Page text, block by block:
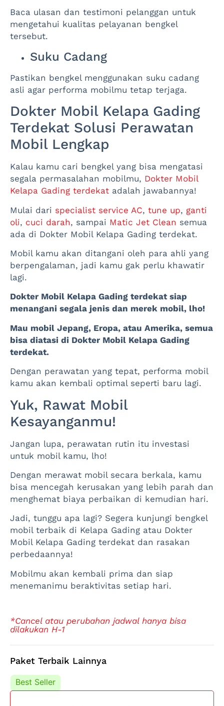
Baca ulasan dan testimoni pelanggan untuk
mengetahui kualitas pelayanan bengkel
tersebut.
Suku Cadang
Pastikan bengkel menggunakan suku cadang
asli agar performa mobilmu tetap terjaga.
Dokter Mobil Kelapa Gading
Terdekat Solusi Perawatan
Mobil Lengkap
Kalau kamu cari bengkel yang bisa mengatasi
segala permasalahan mobilmu, Dokter Mobil
Kelapa Gading terdekat adalah jawabannya!
Mulai dari specialist service AC, tune up, ganti
oli, cuci darah, sampai Matic Jet Clean semua
ada di Dokter Mobil Kelapa Gading terdekat.
Mobil kamu akan ditangani oleh para ahli yang
berpengalaman, jadi kamu gak perlu khawatir
lagi.
Dokter Mobil Kelapa Gading terdekat siap
menangani segala jenis dan merek mobil, lho!
Mau mobil Jepang, Eropa, atau Amerika, semua
bisa diatasi di Dokter Mobil Kelapa Gading
terdekat.
Dengan perawatan yang tepat, performa mobil
kamu akan kembali optimal seperti baru lagi.
Yuk, Rawat Mobil
Kesayanganmu!
Jangan lupa, perawatan rutin itu investasi
untuk mobil kamu, lho!
Dengan merawat mobil secara berkala, kamu
bisa mencegah kerusakan yang lebih parah dan
menghemat biaya perbaikan di kemudian hari.
Jadi, tunggu apa lagi? Segera kunjungi bengkel
mobil terbaik di Kelapa Gading atau Dokter
Mobil Kelapa Gading terdekat dan rasakan
perbedaannya!
Mobilmu akan kembali prima dan siap
menemanimu beraktivitas setiap hari.
*Cancel atau perubahan jadwal hanya bisa
dilakukan H-1
Paket Terbaik Lainnya
Best Seller
Best Seller